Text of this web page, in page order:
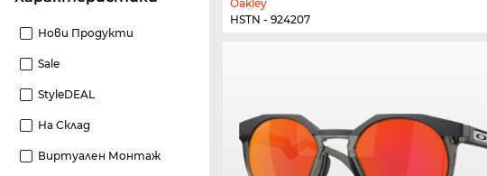
Нови Продукти
Sale
StyleDEAL
На Склад
Виртуален Монтаж
Oakley
HSTN - 924207